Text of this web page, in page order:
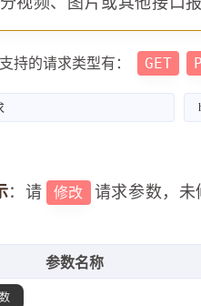
持的请求类型有： GET
：请 修改 请求参数，未
参数名称